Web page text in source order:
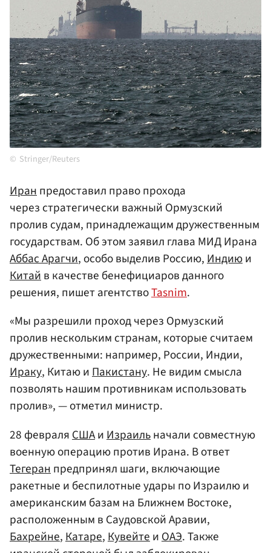
Stringer/Reuters
Иранпредоставил право прохода
через стратегически важный Ормузский
пролив судам, принадлежащим дружественным
государствам. Об этом заявил глава МИД Ирана
Аббас Арагчи, особо выделив Россию,Индиюи
Китайв качестве бенефициаров данного
решения, пишет агентствоTasnim.
«Мы разрешили проход через Ормузский
пролив нескольким странам, которые считаем
дружественными: например, России, Индии,
Ираку, Китаю иПакистану. Не видим смысла
позволять нашим противникам использовать
пролив», — отметил министр.
28 февраля СШАи Израильначали совместную
военную операцию против Ирана. В ответ
Тегеран предпринял шаги, включающие
ракетные и беспилотные удары по Израилю и
американским базам на Ближнем Востоке,
расположенным в Саудовской Аравии,
Бахрейне, Катаре, Кувейте и ОАЭ. Также